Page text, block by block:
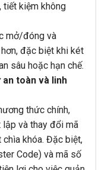
tiết kiệm không
mở/đóng và
đặc biệt khi két
sâu hoặc hạn chế.
toàn và linh
thức chính,
và thay đổi mã
khóa. Đặc biệt,
Code) và mã số